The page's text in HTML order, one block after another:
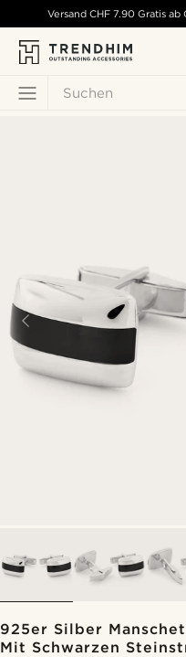
Suchen
Versand CHF 7.90 Gratis ab
925er Silber
Mit Schwarzen